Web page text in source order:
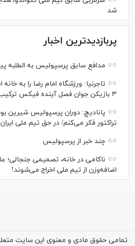
شد
پربازدیدترین اخبار
مدافع سابق پرسپولیس به الطلبه
تاجرنیا: ورزشگاه امام رضا را به
۳ بازیکن جوان فصل آینده فیکس ترکیب می‌شوند
پانادیچ: دوران پرسپولیس شیرین
تراکتور فکر می‌کنم/ در حق تیم ملی
چند خبر از پرسپولیس
ناکامی در خانه، تصمیمی جنجالی؛
اضافه‌وزن از تیم ملی اخراج می‌شوند!
تمامی حقوق مادی و معنوی این سایت